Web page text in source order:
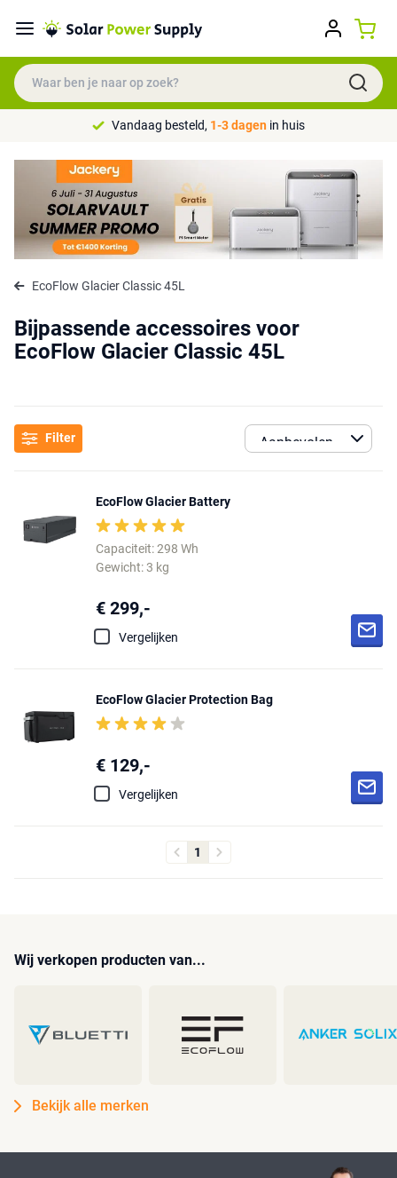
Vandaag besteld, 1-3 dagen in huis
EcoFlow Glacier Classic 45L
Bijpassende accessoires voor
EcoFlow Glacier Classic 45L
Filter
EcoFlow Glacier Battery
Capaciteit: 298 Wh
Gewicht: 3 kg
€ 299,-
Vergelijken
EcoFlow Glacier Protection Bag
€ 129,-
Vergelijken
1
Wij verkopen producten van...
Bekijk alle merken